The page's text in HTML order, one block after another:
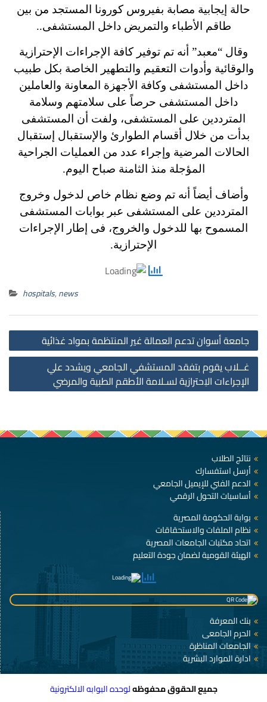
حالة إيجابية مصابة بفيروس كورونا المستجد من بين
طاقم الأطباء والتمريض داخل المستشفى..
وقال “معبد” أنه تم توفير كافة الإجراءات الإحترازية
والوقائية وأدوات التعقيم والتطهير الخاصة بكل طبيب
داخل المستشفى وكافة الأجهزة المعاونة والعاملين
داخل المستشفى حرصاً على سلامتهم وسلامة
المترددين على المستشفى، ولفت أن المستشفى
بدأت من خلال أقسام الطوارئ والإستقبال إستقبال
الحالات المرضية وإجراء عدد من العمليات الجراحية
المؤجلة منذ الثامنة صباح اليوم.
وأضاف أيضاً أنه تم وضع نظام خاص لدخول وخروج
المترددين على المستشفى عبر بوابات المستشفى
المسموح بها للدخول والخروج، فى إطار الإجراءات
الإحترازية.
hospitals,news
جامعة أسوان تدعم العمالة غير المنتظمة بمواد غذائية
غــلاب يقوم بتفقد المستشفي الجامعي ويشدد علي
الإجراءات الاِحترازية لسـلامة الأطقم الطبية والمرضي
نتائج الطلاب
أرسل استفسارك
الدعم الفني للإيميل الجامعي
أساسيات التحول الرقمي
بوابة الحكومة المصرية
نظام الملفات والاستحقاقات
اتحاد مكتبات الجامعات المصرية
الهيئة القومية لضمان جودة التعليم
بنك المعرفة
الحرم الجامعى
الجامعات المناظرة
ادارة الموارد البشرية
جميع الحقوق محفوظهلوحده البوابه الالكترونية